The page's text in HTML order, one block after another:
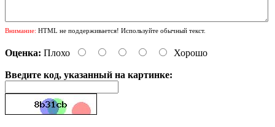
Внимание: HTML не поддерживается! Используйте обычный текст.
Оценка: Плохо Хорошо
Введите код, указанный на картинке: